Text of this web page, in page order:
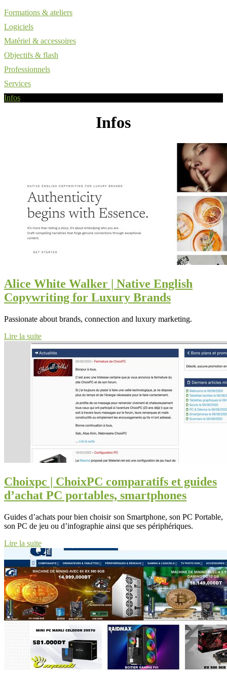
Formations & ateliers
Logiciels
Matériel & accessoires
Objectifs & flash
Professionnels
Services
Infos
Infos
Alice White Walker | Native English
Copywriting for Luxury Brands
Passionate about brands, connection and luxury marketing.
Lire la suite
Choixpc | ChoixPC comparatifs et guides
d’achat PC portables, smartphones
Guides d’achats pour bien choisir son Smartphone, son PC Portable,
son PC de jeu ou d’infographie ainsi que ses périphériques.
Lire la suite